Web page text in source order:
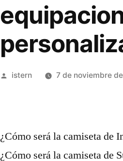
Publicado
istern 7 de noviembre
¿Cómo será la camiseta de
¿Cómo será la camiseta de